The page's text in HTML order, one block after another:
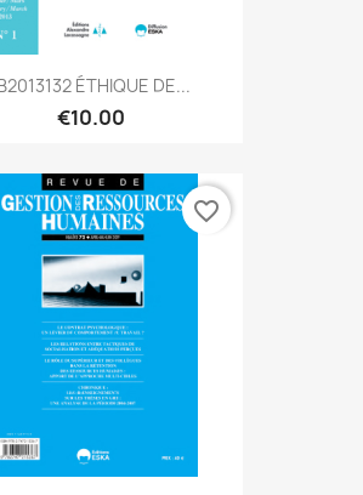
ÉTHIQUE DE...
€10.00
favorite_border